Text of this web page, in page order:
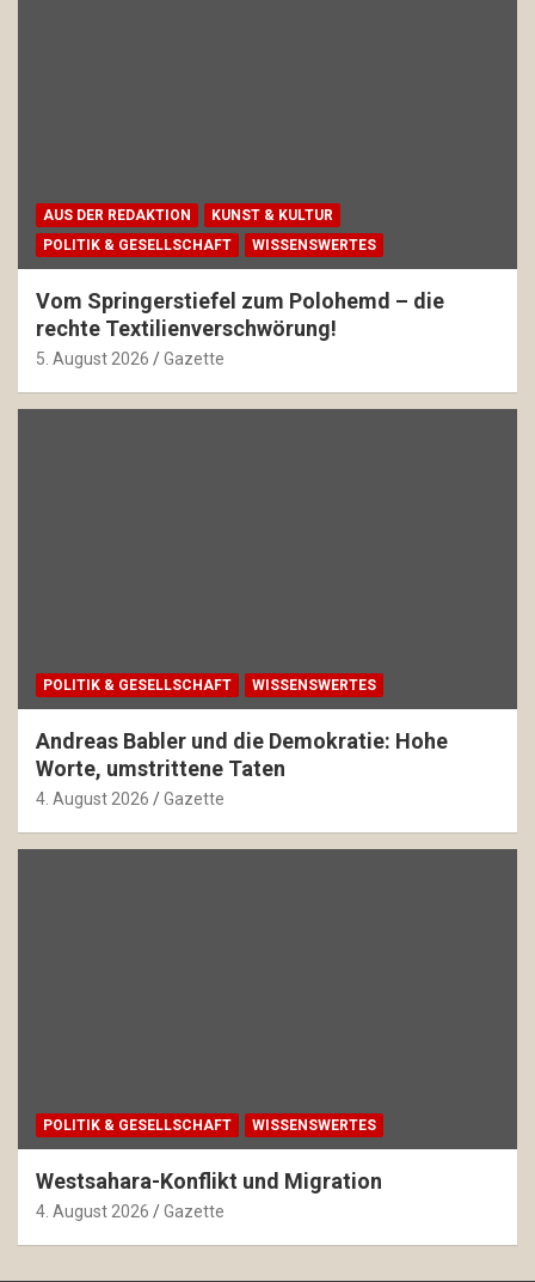
AUS DER REDAKTION
KUNST & KULTUR
POLITIK & GESELLSCHAFT
WISSENSWERTES
Vom Springerstiefel zum Polohemd – die
rechte Textilienverschwörung!
5. August 2026 Gazette
POLITIK & GESELLSCHAFT WISSENSWERTES
Andreas Babler und die Demokratie: Hohe
Worte, umstrittene Taten
4. August 2026 Gazette
POLITIK & GESELLSCHAFT WISSENSWERTES
Westsahara-Konflikt und Migration
4. August 2026 Gazette